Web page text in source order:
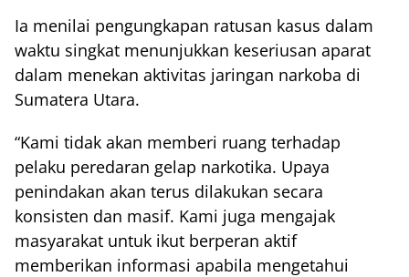
Ia menilai pengungkapan ratusan kasus dalam
waktu singkat menunjukkan keseriusan aparat
dalam menekan aktivitas jaringan narkoba di
Sumatera Utara.
“Kami tidak akan memberi ruang terhadap
pelaku peredaran gelap narkotika. Upaya
penindakan akan terus dilakukan secara
konsisten dan masif. Kami juga mengajak
masyarakat untuk ikut berperan aktif
memberikan informasi apabila mengetahui